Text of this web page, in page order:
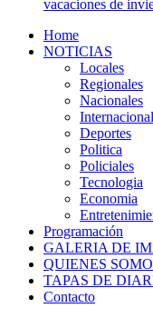
vacaciones de
Home
NOTICIAS
Locales
Regionales
Nacionales
Deportes
Politica
Policiales
Tecnologia
Economia
Programación
GALERIA DE
QUIENES
TAPAS DE
Contacto